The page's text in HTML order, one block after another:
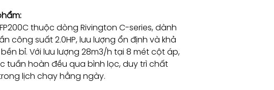
FP200C thuộc dòng Rivington C-series, dành
công suất 2.0HP, lưu lượng ổn định và khả
bỉ. Với lưu lượng 28m3/h tại 8 mét cột áp,
tuần hoàn đều qua bình lọc, duy trì chất
lịch chạy hằng ngày.